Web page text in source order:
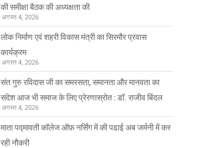
की समीक्षा बैठक की अध्यक्षता की
अगस्त 4, 2026
लोक निर्माण एवं शहरी विकास मंत्री का सिरमौर प्रवास
कार्यक्रम
अगस्त 4, 2026
संत गुरु रविदास जी का समरसता, समानता और मानवता का
संदेश आज भी समाज के लिए प्रेरणास्रोत : डॉ. राजीव बिंदल
अगस्त 4, 2026
माता पद्मावती कॉलेज ऑफ़ नर्सिंग में की पढाई अब जर्मनी में कर
रही नौकरी